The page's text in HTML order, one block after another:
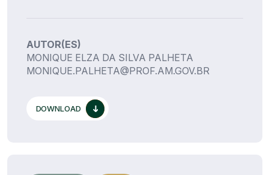
AUTOR(ES)
MONIQUE ELZA DA SILVA PALHETA
MONIQUE.PALHETA@PROF.AM.GOV.BR
DOWNLOAD